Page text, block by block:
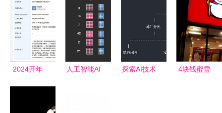
信部联合发
布《促进新
一代人工智
能产业发展
三年行动计
AI技术的公
司应用与算
法软件开发
的未來
与人工智能
面布局人工
智能应用全
新生态
2024开年
人工智能AI
探索AI技术
4块钱蜜雪